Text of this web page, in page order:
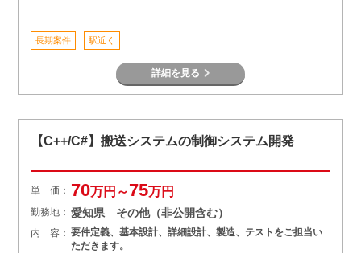
長期案件 駅近く
詳細を見る
【C++/C#】搬送システムの制御システム開発
単 価： 70万円～75万円
勤務地： 愛知県 その他（非公開含む）
内 容： 要件定義、基本設計、詳細設計、製造、テストをご担当い
ただきます。